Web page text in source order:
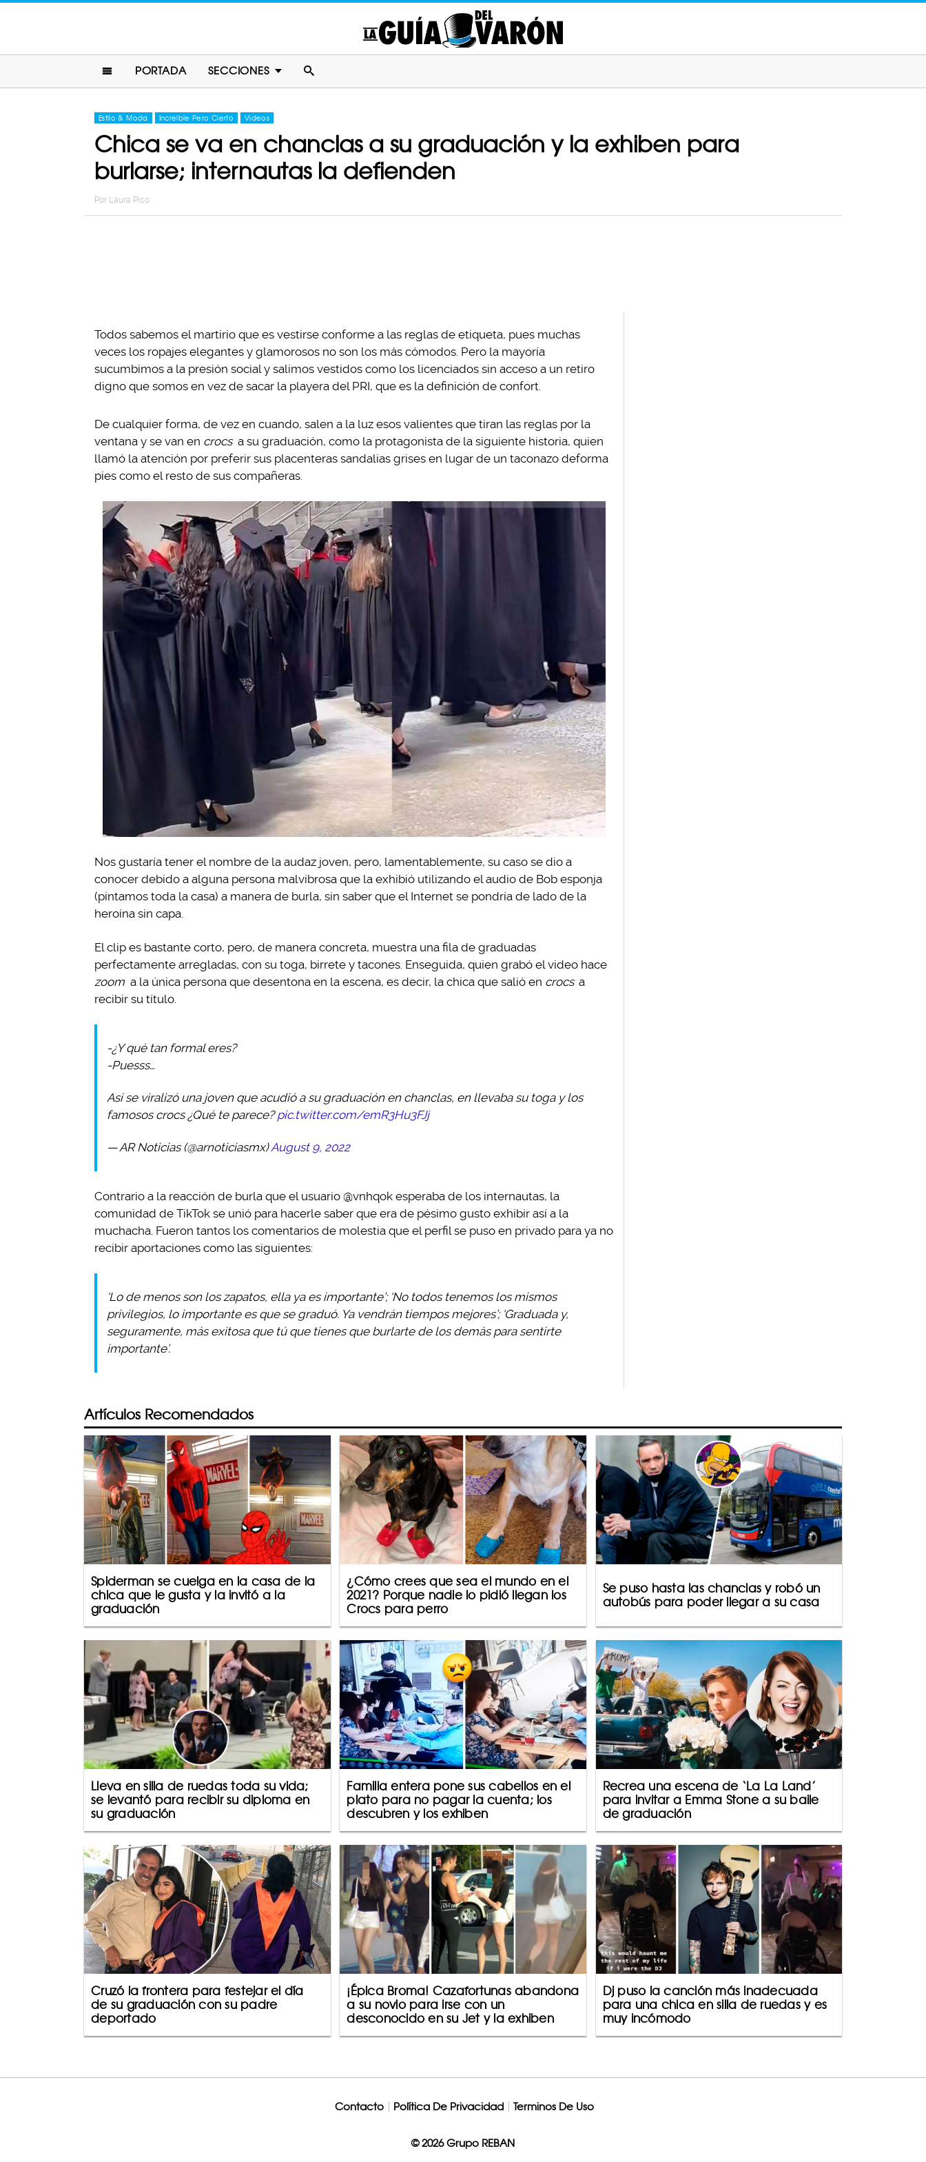
PORTADA SECCIONES
Estilo & Moda Increíble Pero Cierto Videos
Chica se va en chanclas a su graduación y la exhiben para
burlarse; internautas la defienden
Por Laura Pico
Todos sabemos el martirio que es vestirse conforme a las reglas de etiqueta, pues muchas
veces los ropajes elegantes y glamorosos no son los más cómodos. Pero la mayoría
sucumbimos a la presión social y salimos vestidos como los licenciados sin acceso a un retiro
digno que somos en vez de sacar la playera del PRI, que es la definición de confort.
De cualquier forma, de vez en cuando, salen a la luz esos valientes que tiran las reglas por la
ventana y se van en crocs a su graduación, como la protagonista de la siguiente historia, quien
llamó la atención por preferir sus placenteras sandalias grises en lugar de un taconazo deforma
pies como el resto de sus compañeras.
Nos gustaría tener el nombre de la audaz joven, pero, lamentablemente, su caso se dio a
conocer debido a alguna persona malvibrosa que la exhibió utilizando el audio de Bob esponja
(pintamos toda la casa) a manera de burla, sin saber que el Internet se pondría de lado de la
heroína sin capa.
El clip es bastante corto, pero, de manera concreta, muestra una fila de graduadas
perfectamente arregladas, con su toga, birrete y tacones. Enseguida, quien grabó el video hace
zoom a la única persona que desentona en la escena, es decir, la chica que salió en crocs a
recibir su título.
-¿Y qué tan formal eres?
-Puesss…
Así se viralizó una joven que acudió a su graduación en chanclas, en llevaba su toga y los
famosos crocs ¿Qué te parece?pic.twitter.com/emR3Hu3FJj
— AR Noticias (@arnoticiasmx)August 9, 2022
Contrario a la reacción de burla que el usuario @vnhqok esperaba de los internautas, la
comunidad de TikTok se unió para hacerle saber que era de pésimo gusto exhibir así a la
muchacha. Fueron tantos los comentarios de molestia que el perfil se puso en privado para ya no
recibir aportaciones como las siguientes:
‘Lo de menos son los zapatos, ella ya es importante’; ‘No todos tenemos los mismos
privilegios, lo importante es que se graduó. Ya vendrán tiempos mejores’; ‘Graduada y,
seguramente, más exitosa que tú que tienes que burlarte de los demás para sentirte
importante’.
Artículos Recomendados
Spiderman se cuelga en la casa de la
chica que le gusta y la invitó a la
graduación
¿Cómo crees que sea el mundo en el
2021? Porque nadie lo pidió llegan los
Crocs para perro
Se puso hasta las chanclas y robó un
autobús para poder llegar a su casa
Lleva en silla de ruedas toda su vida;
se levantó para recibir su diploma en
su graduación
Familia entera pone sus cabellos en el
plato para no pagar la cuenta; los
descubren y los exhiben
Recrea una escena de ‘La La Land’
para invitar a Emma Stone a su baile
de graduación
Cruzó la frontera para festejar el día
de su graduación con su padre
deportado
¡Épica Broma! Cazafortunas abandona
a su novio para irse con un
desconocido en su Jet y la exhiben
Dj puso la canción más inadecuada
para una chica en silla de ruedas y es
muy incómodo
Contacto Política De Privacidad Terminos De Uso
© 2026 Grupo REBAN